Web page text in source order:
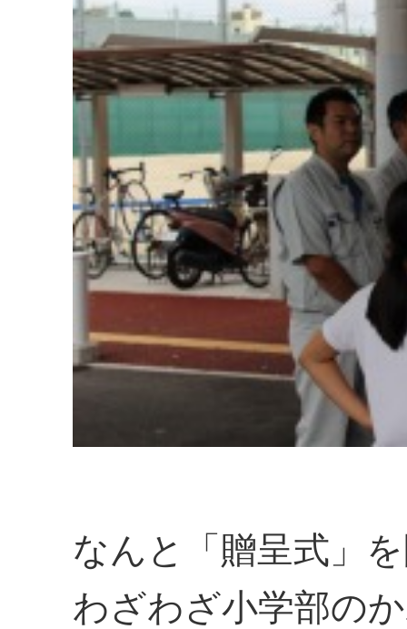
なんと「贈呈式」
わざわざ小学部の